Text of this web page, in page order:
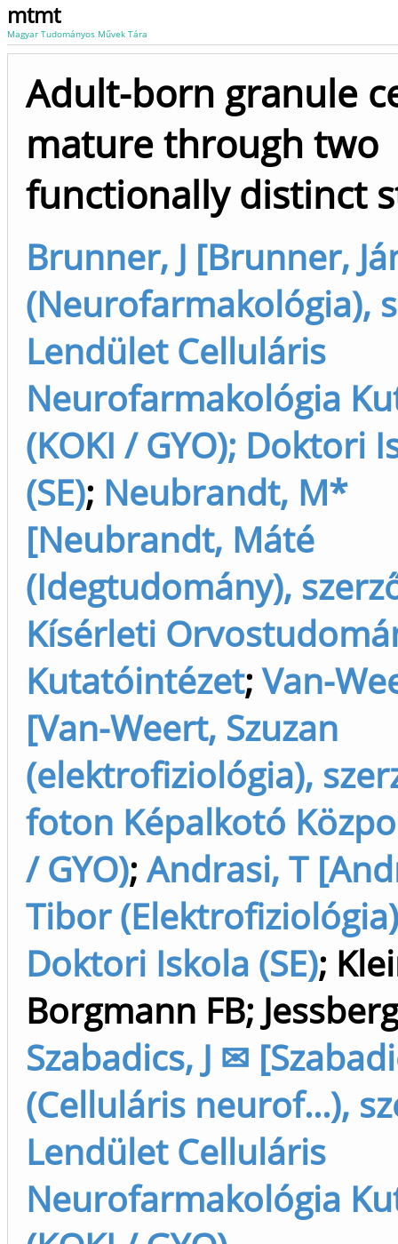
mtmt
Magyar Tudományos Művek Tára
Adult-born granule
mature through two
functionally distinct
Brunner, J [Brunner,
(Neurofarmakológia),
Lendület Celluláris
Neurofarmakológia
(KOKI / GYO); Doktori
(SE); Neubrandt, M*
[Neubrandt, Máté
(Idegtudomány),
Kísérleti
Kutatóintézet;Van-
[Van-Weert, Szuzan
(elektrofiziológia),
foton Képalkotó
/ GYO);Andrasi, T
Tibor
Doktori Iskola (SE);
Borgmann FB;
Szabadics, J ✉
(Celluláris neurof...),
Lendület Celluláris
Neurofarmakológia